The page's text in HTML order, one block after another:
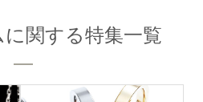
関する特集一覧